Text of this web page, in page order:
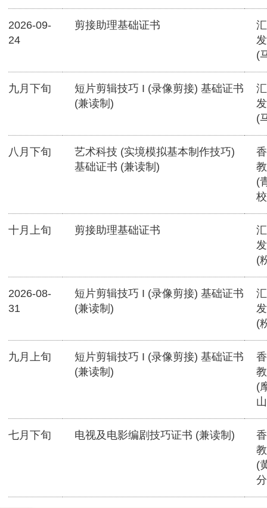
2026-09-
24
剪接助理基础证书
(
九月下旬
短片剪辑技巧 I (录像剪接) 基础证书
(兼读制)
(
八月下旬
艺术科技 (实境模拟基本制作技巧)
基础证书 (兼读制)
(
十月上旬 剪接助理基础证书
(
2026-08-
31
短片剪辑技巧 I (录像剪接) 基础证书
(兼读制)
(
九月上旬
短片剪辑技巧 I (录像剪接) 基础证书
(兼读制)
(
七月下旬 电视及电影编剧技巧证书 (兼读制)
(